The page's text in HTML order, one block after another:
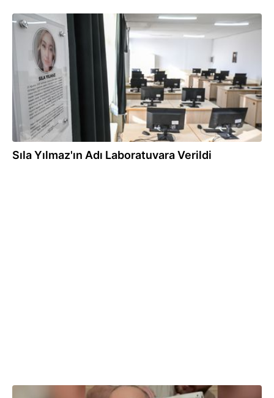
05.02.2026
Sıla Yılmaz'ın Adı Laboratuvara Verildi